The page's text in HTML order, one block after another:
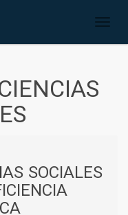
SOCIALES